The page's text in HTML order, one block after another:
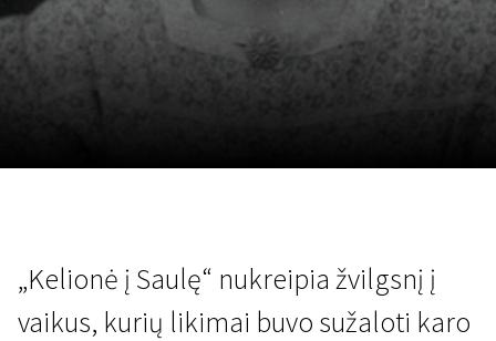
„Kelionė į Saulę“ nukreipia žvilgsnį į
vaikus, kurių likimai buvo sužaloti karo